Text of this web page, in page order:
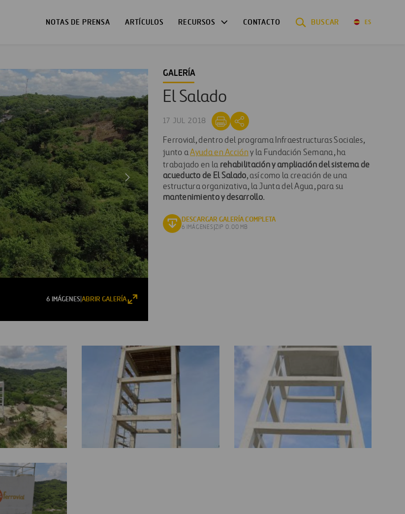
NOTAS DE PRENSA ARTÍCULOS RECURSOS CONTACTO BUSCAR ES
6 IMÁGENESABRIR GALERÍA
GALERÍA
El Salado
17 JUL 2018
Ferrovial, dentro del programa Infraestructuras Sociales,
junto aAyuda en Acción y la Fundación Semana, ha
trabajado en la rehabilitación y ampliación del sistema de
acueducto de El Salado, así como la creación de una
estructura organizativa, la Junta del Agua, para su
mantenimiento y desarrollo.
DESCARGAR GALERÍA COMPLETA
6 IMÁGENES |ZIP 0.00 MB